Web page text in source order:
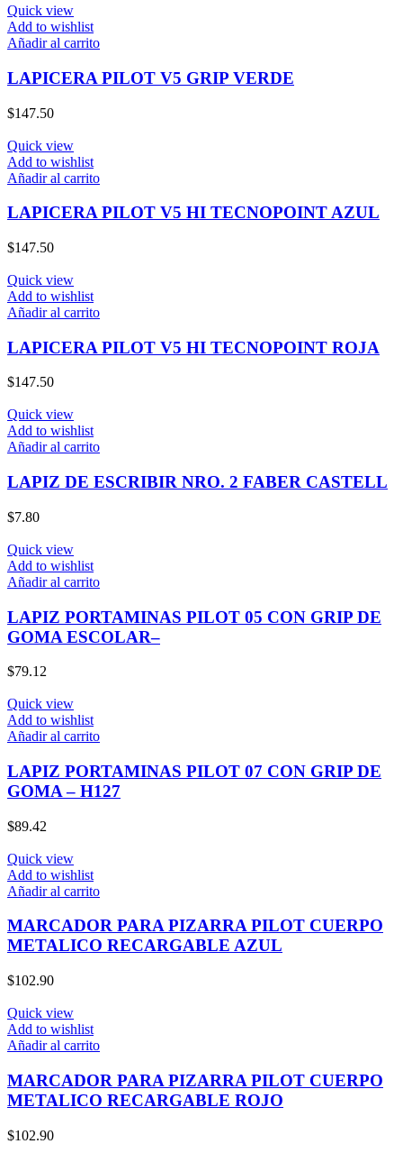
Quick view
Add to wishlist
Añadir al carrito
LAPICERA PILOT V5 GRIP VERDE
$147.50
Quick view
Add to wishlist
Añadir al carrito
LAPICERA PILOT V5 HI TECNOPOINT AZUL
$147.50
Quick view
Add to wishlist
Añadir al carrito
LAPICERA PILOT V5 HI TECNOPOINT ROJA
$147.50
Quick view
Add to wishlist
Añadir al carrito
LAPIZ DE ESCRIBIR NRO. 2 FABER CASTELL
$7.80
Quick view
Add to wishlist
Añadir al carrito
LAPIZ PORTAMINAS PILOT 05 CON GRIP DE
GOMA ESCOLAR–
$79.12
Quick view
Add to wishlist
Añadir al carrito
LAPIZ PORTAMINAS PILOT 07 CON GRIP DE
GOMA – H127
$89.42
Quick view
Add to wishlist
Añadir al carrito
MARCADOR PARA PIZARRA PILOT CUERPO
METALICO RECARGABLE AZUL
$102.90
Quick view
Add to wishlist
Añadir al carrito
MARCADOR PARA PIZARRA PILOT CUERPO
METALICO RECARGABLE ROJO
$102.90